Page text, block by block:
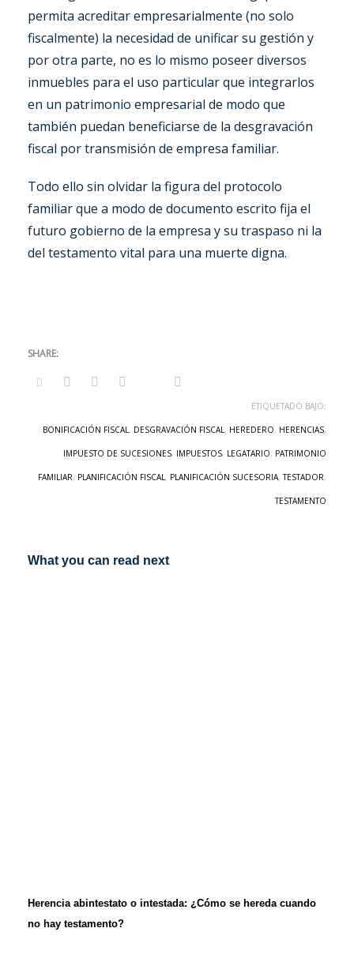
permita acreditar empresarialmente (no solo
fiscalmente) la necesidad de unificar su gestión y
por otra parte, no es lo mismo poseer diversos
inmuebles para el uso particular que integrarlos
en un patrimonio empresarial de modo que
también puedan beneficiarse de la desgravación
fiscal por transmisión de empresa familiar.
Todo ello sin olvidar la figura del protocolo
familiar que a modo de documento escrito fija el
futuro gobierno de la empresa y su traspaso ni la
del testamento vital para una muerte digna.
ETIQUETADO BAJO:
BONIFICACIÓN FISCAL, DESGRAVACIÓN FISCAL, HEREDERO, HERENCIAS,
IMPUESTO DE SUCESIONES, IMPUESTOS, LEGATARIO, PATRIMONIO
FAMILIAR, PLANIFICACIÓN FISCAL, PLANIFICACIÓN SUCESORIA,TESTADOR,
TESTAMENTO
What you can read next
Herencia abintestato o intestada: ¿Cómo se hereda cuando
no hay testamento?